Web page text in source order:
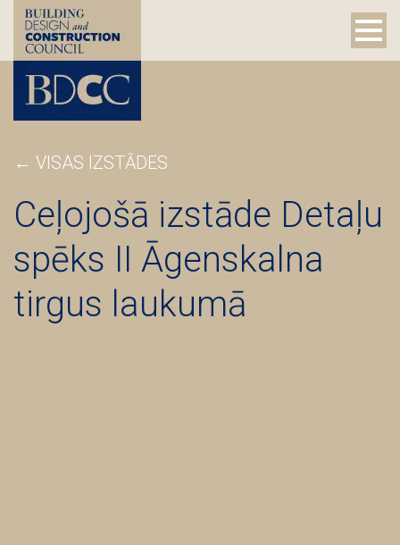
← VISAS IZSTĀDES
Ceļojošā izstāde Detaļu
spēks II Āgenskalna
tirgus laukumā